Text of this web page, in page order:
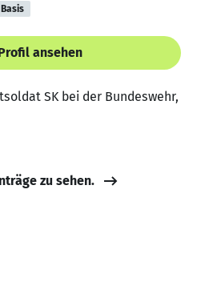
Basis
ansehen
SK bei der Bundeswehr,
zu sehen.